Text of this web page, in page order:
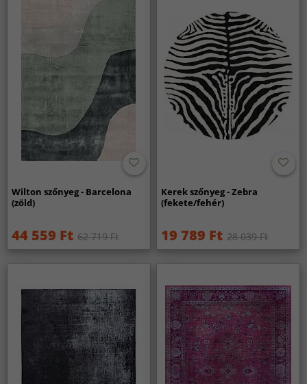
Wilton szőnyeg - Barcelona
(zöld)
44 559 Ft 62 719 Ft
Kerek szőnyeg - Zebra
(fekete/fehér)
19 789 Ft 28 039 Ft